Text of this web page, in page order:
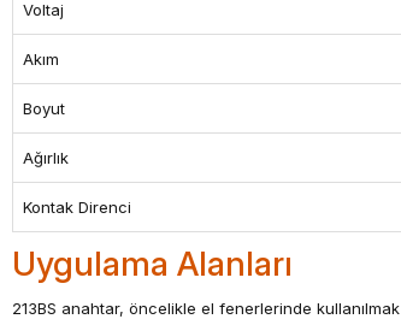
Voltaj
Akım
Boyut
Ağırlık
Kontak Direnci
Uygulama Alanları
213BS anahtar, öncelikle el fenerlerinde